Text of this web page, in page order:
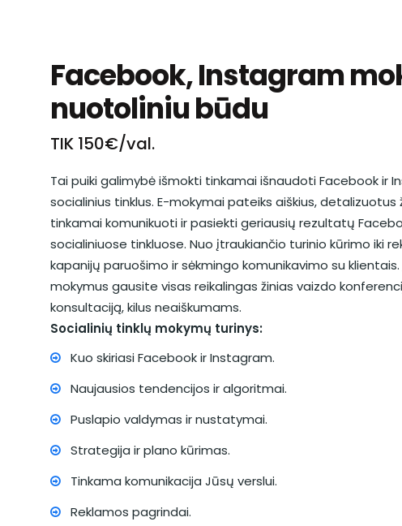
Facebook, Instagram
nuotoliniu būdu
TIK 150€/val.
Tai puiki galimybė išmokti tinkamai išnaudoti Facebook ir
socialinius tinklus. E-mokymai pateiks aiškius, detalizuotus
tinkamai komunikuoti ir pasiekti geriausių rezultatų
socialiniuose tinkluose. Nuo įtraukiančio turinio kūrimo iki
kapanijų paruošimo ir sėkmingo komunikavimo su klientais.
mokymus gausite visas reikalingas žinias vaizdo
konsultaciją, kilus neaiškumams.
Socialinių tinklų mokymų turinys:
Kuo skiriasi Facebook ir Instagram.
Naujausios tendencijos ir algoritmai.
Puslapio valdymas ir nustatymai.
Strategija ir plano kūrimas.
Tinkama komunikacija Jūsų verslui.
Reklamos pagrindai.